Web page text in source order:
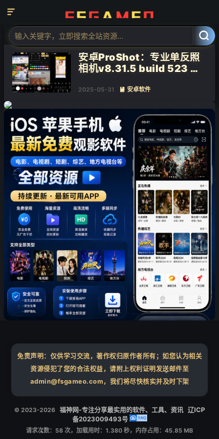


共 1 篇文章
标签：单反照相机
安卓ProShot：专业单反照
相机v8.31.5 build 523 解
2025-05-31  安卓软件
免责声明：仅供学习交流，著作权归原作者所有；如您认为相关
资源侵犯了您的合法权益，请附上权利证明发送邮件至
admin@fsgameo.com，我们将尽快核实并及时下架
© 2023-2026 福神网-专注分享最实用的软件、工具、资讯 辽ICP
备2023009493号
请求次数：58 次，加载用时：1.380 秒，内存占用：45.85 MB
❄